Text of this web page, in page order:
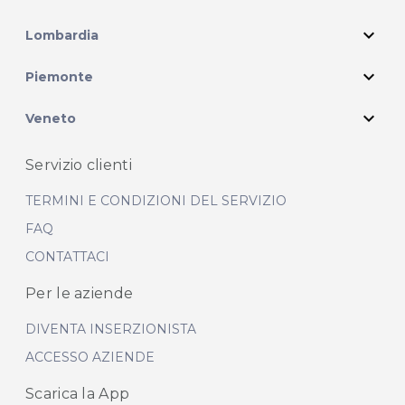
Lombardia expand_more
Piemonte expand_more
Veneto expand_more
Servizio clienti
TERMINI E CONDIZIONI DEL SERVIZIO
FAQ
CONTATTACI
Per le aziende
DIVENTA INSERZIONISTA
ACCESSO AZIENDE
Scarica la App